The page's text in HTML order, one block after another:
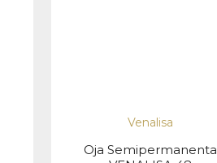
Venalisa
Oja Semipermanenta